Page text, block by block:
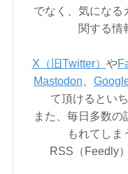
でなく、気になる
関する情
X（旧Twitter） や
Mastodon
て頂けるとい
また、毎日多数
もれてしま
RSS（Feedly